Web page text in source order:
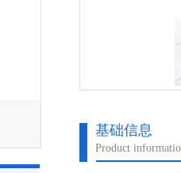
基础信息
Product